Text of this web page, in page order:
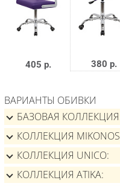
405 р. 380 р.
ВАРИАНТЫ ОБИВКИ
БАЗОВАЯ КОЛЛЕКЦИЯ
КОЛЛЕКЦИЯ MIKONOS
КОЛЛЕКЦИЯ UNICO
КОЛЛЕКЦИЯ ATIKA